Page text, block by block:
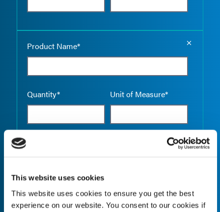
This website uses cookies
This website uses cookies to ensure you get the best
experience on our website. You consent to our cookies if
Product Name*
Quantity* Unit of Measure*
Quantity* Unit of Measure*